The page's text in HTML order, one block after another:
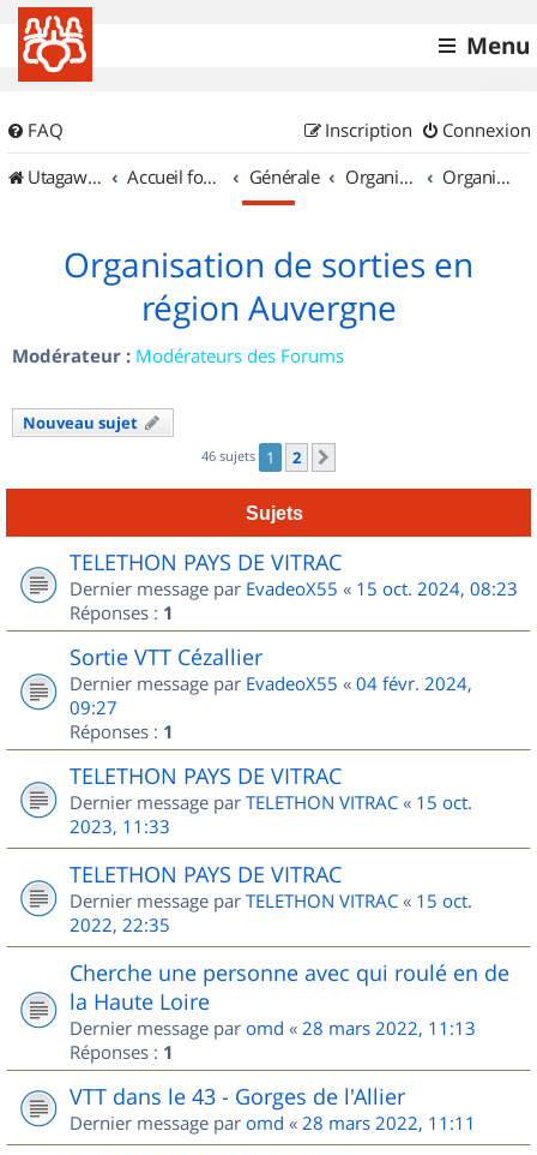
Menu
FAQ Connexion
Inscription
UtagawaVTT (Randos VTT et VTTAE avec traces GPS)
Accueil forum Générale Organisation de sorties & Recherche de partenaires Organisation de sorties en région Auvergne
Organisation de sorties en
région Auvergne
Modérateur : Modérateurs des Forums
Nouveau sujet
46 sujets 1 2
Sujets
TELETHON PAYS DE VITRAC
Dernier message par EvadeoX55 « 15 oct. 2024, 08:23
Réponses : 1
Sortie VTT Cézallier
Dernier message par EvadeoX55 « 04 févr. 2024,
09:27
Réponses : 1
TELETHON PAYS DE VITRAC
Dernier message par TELETHON VITRAC « 15 oct.
2023, 11:33
TELETHON PAYS DE VITRAC
Dernier message par TELETHON VITRAC « 15 oct.
2022, 22:35
Cherche une personne avec qui roulé en de
la Haute Loire
Dernier message par omd « 28 mars 2022, 11:13
Réponses : 1
VTT dans le 43 - Gorges de l'Allier
Dernier message par omd « 28 mars 2022, 11:11